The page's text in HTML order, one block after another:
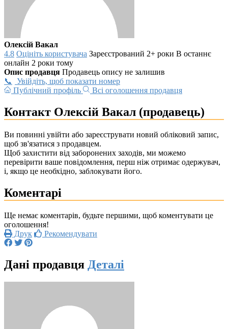
Олексій Вакал
4.8 Оцініть користувача Зареєстрований 2+ роки В останнє
онлайн 2 роки тому
Опис продавця Продавець опису не залишив
Увійдіть, щоб показати номер
Публічний профіль
Всі оголошення продавця
Контакт Олексій Вакал (продавець)
Ви повинні увійти або зареєструвати новий обліковий запис,
щоб зв'язатися з продавцем.
Щоб захистити від заборонених заходів, ми можемо
перевірити ваше повідомлення, перш ніж отримає одержувач,
і, якщо це необхідно, заблокувати його.
Коментарі
Ще немає коментарів, будьте першими, щоб коментувати це
оголошення!
Друк
Рекомендувати
Дані продавця Деталі